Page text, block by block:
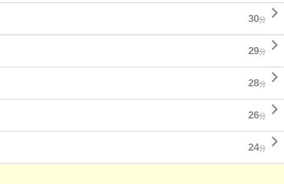
30分 
29分 
28分 
26分 
24分 